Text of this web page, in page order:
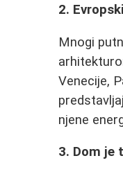
2.
Mnogi
Venecije,
njene
3. Dom je